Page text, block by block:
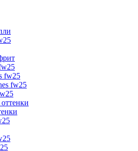
fw25
fw25